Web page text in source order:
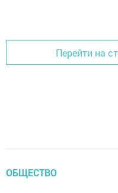
Перейти на
ОБЩЕСТВО